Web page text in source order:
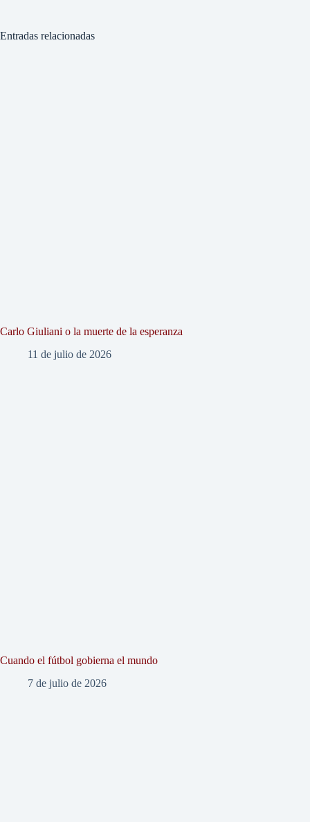
Entradas relacionadas
Carlo Giuliani o la muerte de la esperanza
11 de julio de 2026
Cuando el fútbol gobierna el mundo
7 de julio de 2026